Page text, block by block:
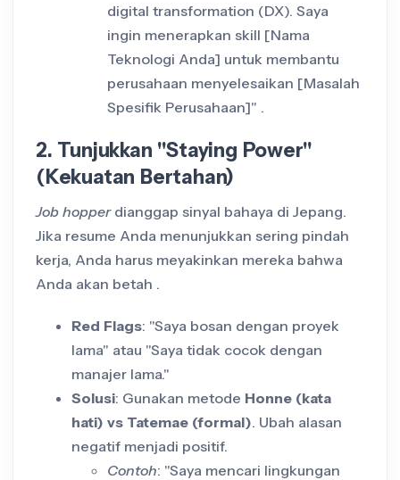
digital transformation (DX). Saya
ingin menerapkan skill [Nama
Teknologi Anda] untuk membantu
perusahaan menyelesaikan [Masalah
Spesifik Perusahaan]" .
2. Tunjukkan "Staying Power"
(Kekuatan Bertahan)
Job hopperdianggap sinyal bahaya di Jepang.
Jika resume Anda menunjukkan sering pindah
kerja, Anda harus meyakinkan mereka bahwa
Anda akan betah .
Red Flags: "Saya bosan dengan proyek
lama" atau "Saya tidak cocok dengan
manajer lama."
Solusi: Gunakan metode Honne (kata
hati) vs Tatemae (formal). Ubah alasan
negatif menjadi positif.
Contoh: "Saya mencari lingkungan